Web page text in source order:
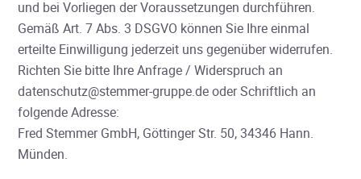
und bei Vorliegen der Voraussetzungen durchführen.
Gemäß Art. 7 Abs. 3 DSGVO können Sie Ihre einmal
erteilte Einwilligung jederzeit uns gegenüber widerrufen.
Richten Sie bitte Ihre Anfrage / Widerspruch an
datenschutz@stemmer-gruppe.de oder Schriftlich an
folgende Adresse:
Fred Stemmer GmbH, Göttinger Str. 50, 34346 Hann.
Münden.